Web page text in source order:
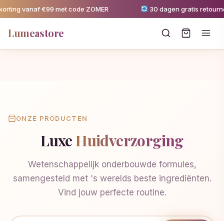
vanaf €99 met code ZOMER 30 dagen gratis
Lumeastore
ONZE PRODUCTEN
LuxeHuidverzorging
Wetenschappelijk onderbouwde formules,
samengesteld met 's werelds beste ingrediënten.
Vind jouw perfecte routine.